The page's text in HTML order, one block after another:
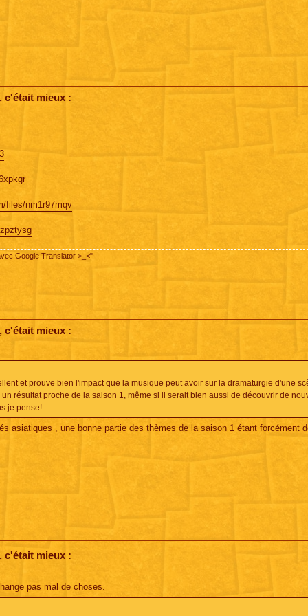
c'était mieux :
files/nm1r97mqv
Google Translator >_<"
c'était mieux :
et prouve bien l'impact que la musique peut avoir sur la dramaturgie d'une
résultat proche de la saison 1, même si il serait bien aussi de découvrir de
je pense!
asiatiques , une bonne partie des thèmes de la saison 1 étant forcément
c'était mieux :
pas mal de choses.